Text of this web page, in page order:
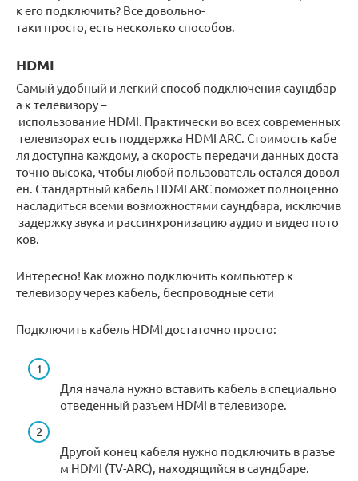
к его подключить? Все довольно-
таки просто, есть несколько способов.
HDMI
Самый удобный и легкий способ подключения саундбар
а к телевизору –
использование HDMI. Практически во всех современных
телевизорах есть поддержка HDMI ARC. Стоимость кабе
ля доступна каждому, а скорость передачи данных доста
точно высока, чтобы любой пользователь остался довол
ен. Стандартный кабель HDMI ARC поможет полноценно
насладиться всеми возможностями саундбара, исключив
задержку звука и рассинхронизацию аудио и видео пото
ков.
Интересно! Как можно подключить компьютер к
телевизору через кабель, беспроводные сети
Подключить кабель HDMI достаточно просто:
Для начала нужно вставить кабель в специально
отведенный разъем HDMI в телевизоре.
Другой конец кабеля нужно подключить в разъе
м HDMI (TV-ARC), находящийся в саундбаре.